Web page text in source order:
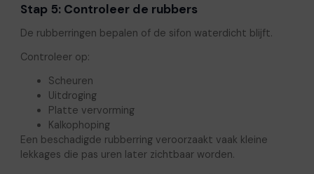
Stap 5: Controleer de rubbers
De rubberringen bepalen of de sifon waterdicht blijft.
Controleer op:
Scheuren
Uitdroging
Platte vervorming
Kalkophoping
Een beschadigde rubberring veroorzaakt vaak kleine
lekkages die pas uren later zichtbaar worden.